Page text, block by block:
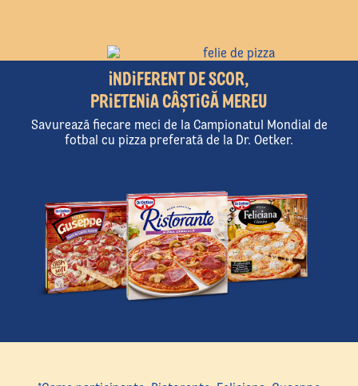
iNDIFERENTDE SCOR,
PRIETENIA CÂȘTIGĂ MEREU
Savurează fiecare meci de la Campionatul Mondial de
fotbal cu pizza preferată de la Dr. Oetker.